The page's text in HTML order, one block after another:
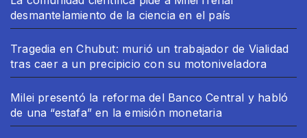
desmantelamiento de la ciencia en el país
Tragedia en Chubut: murió un trabajador de Vialidad
tras caer a un precipicio con su motoniveladora
Milei presentó la reforma del Banco Central y habló
de una “estafa” en la emisión monetaria